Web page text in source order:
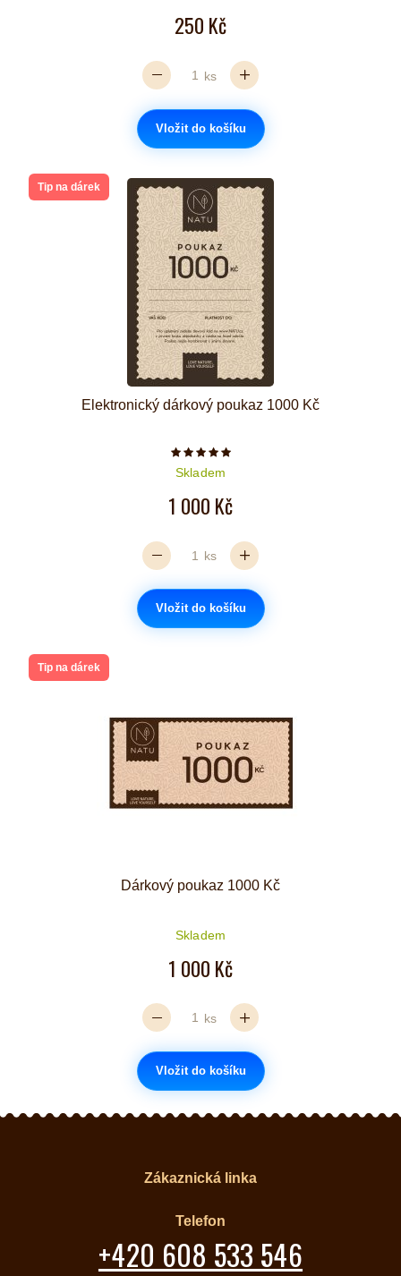
250 Kč
ks
Vložit do košíku
Tip na dárek
Elektronický dárkový poukaz 1000 Kč
Počet hvězdiček je 5 z 5
Skladem
1 000 Kč
ks
Vložit do košíku
Tip na dárek
Dárkový poukaz 1000 Kč
Skladem
1 000 Kč
ks
Vložit do košíku
Zákaznická linka
Telefon
+420 608 533 546